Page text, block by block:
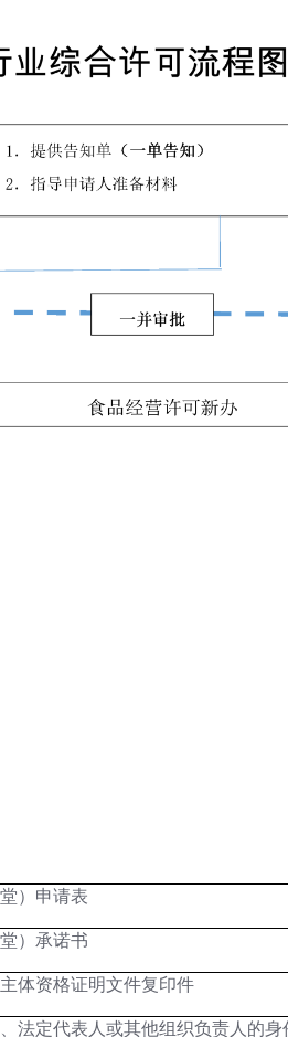
）申请表
）承诺书
体资格证明文件复印件
法定代表人或其他组织负责人的身